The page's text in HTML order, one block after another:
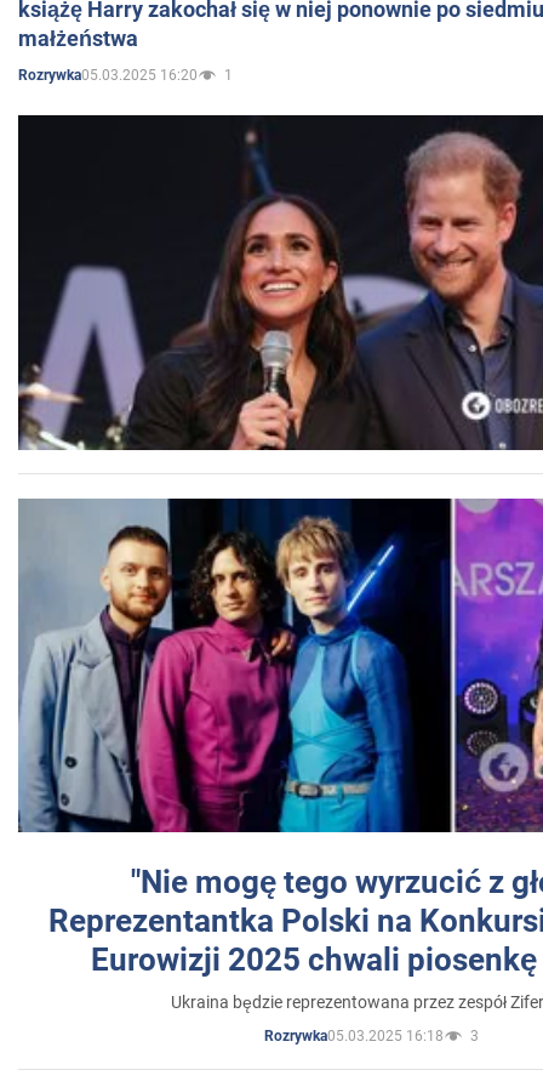
książę Harry zakochał się w niej ponownie po
małżeństwa
Rozrywka05.03.2025 16:20 1
"Nie mogę tego wyrzucić z
Reprezentantka Polski na
Eurowizji 2025 chwali
Ukraina będzie reprezentowana przez zespół
Rozrywka05.03.2025 16:18 3